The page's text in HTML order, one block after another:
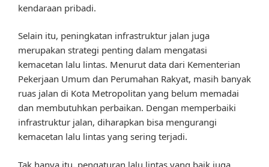
kendaraan pribadi.
Selain itu, peningkatan infrastruktur jalan juga
merupakan strategi penting dalam mengatasi
kemacetan lalu lintas. Menurut data dari Kementerian
Pekerjaan Umum dan Perumahan Rakyat, masih banyak
ruas jalan di Kota Metropolitan yang belum memadai
dan membutuhkan perbaikan. Dengan memperbaiki
infrastruktur jalan, diharapkan bisa mengurangi
kemacetan lalu lintas yang sering terjadi.
Tak hanya itu, pengaturan lalu lintas yang baik juga